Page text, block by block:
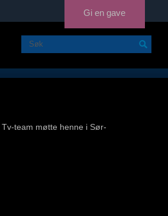
Gi en gave
team møtte henne i Sør-